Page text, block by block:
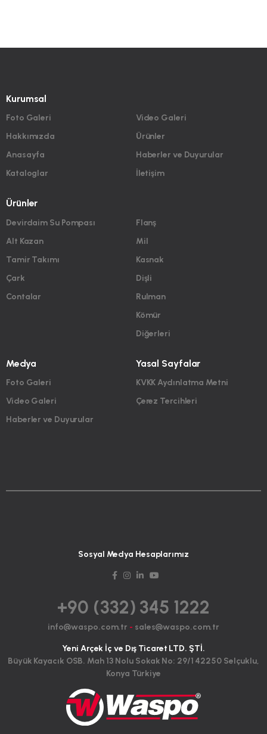
Kurumsal
Foto Galeri
Hakkımızda
Anasayfa
Kataloglar
Video Galeri
Ürünler
Haberler ve Duyurular
İletişim
Ürünler
Devirdaim Su Pompası
Alt Kazan
Tamir Takımı
Çark
Contalar
Flanş
Mil
Kasnak
Dişli
Rulman
Kömür
Diğerleri
Medya
Foto Galeri
Video Galeri
Haberler ve Duyurular
Yasal Sayfalar
KVKK Aydınlatma Metni
Çerez Tercihleri
Sosyal Medya Hesaplarımız
+90 (332) 345 1222
info@waspo.com.tr - sales@waspo.com.tr
Yeni Arçek İç ve Dış Ticaret LTD. ŞTİ.
Büyük Kayacık OSB. Mah 13 Nolu Sokak No: 29/1 42250 Selçuklu,
Konya Türkiye